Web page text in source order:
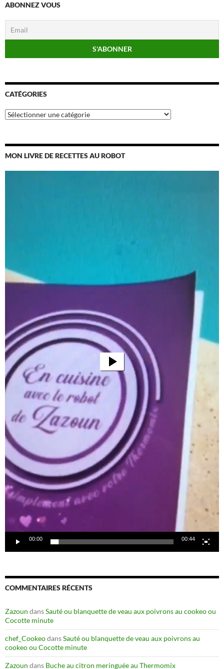
ABONNEZ VOUS
CATÉGORIES
Catégories
MON LIVRE DE RECETTES AU ROBOT
00:00 00:44
COMMENTAIRES RÉCENTS
Zazoun dansSauté ou blanquette de veau aux poivrons au cookeo ou
Cocotte minute
chef_CookeodansSauté ou blanquette de veau aux poivrons au
cookeo ou Cocotte minute
Zazoun dans Buche au citron meringuée au Thermomix